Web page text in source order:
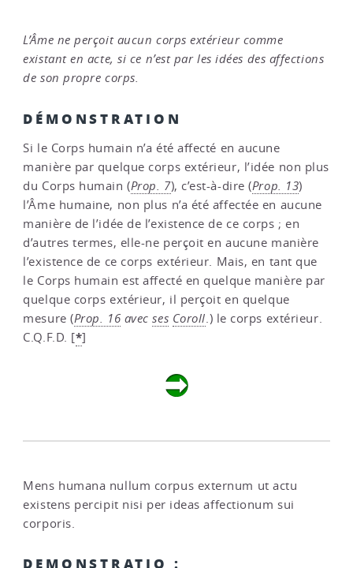
L’Âme ne perçoit aucun corps extérieur comme
existant en acte, si ce n’est par les idées des affections
de son propre corps.
DÉMONSTRATION
Si le Corps humain n’a été affecté en aucune
manière par quelque corps extérieur, l’idée non plus
du Corps humain (Prop. 7), c’est-à-dire (Prop. 13)
l’Âme humaine, non plus n’a été affectée en aucune
manière de l’idée de l’existence de ce corps ; en
d’autres termes, elle-ne perçoit en aucune manière
l’existence de ce corps extérieur. Mais, en tant que
le Corps humain est affecté en quelque manière par
quelque corps extérieur, il perçoit en quelque
mesure (Prop. 16 avecses Coroll.) le corps extérieur.
C.Q.F.D. [*]
Mens humana nullum corpus externum ut actu
existens percipit nisi per ideas affectionum sui
corporis.
DEMONSTRATIO :